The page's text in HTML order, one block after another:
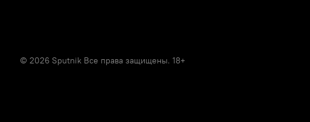
© 2026 Sputnik Все права защищены. 18+